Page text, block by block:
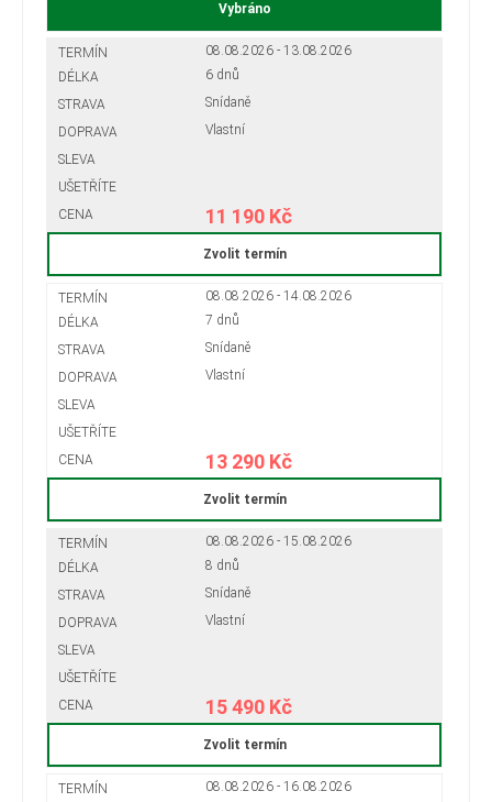
Vybráno
08.08.2026 - 13.08.2026
6 dnů
Snídaně
Vlastní
11 190 Kč
Zvolit termín
08.08.2026 - 14.08.2026
7 dnů
Snídaně
Vlastní
13 290 Kč
Zvolit termín
08.08.2026 - 15.08.2026
8 dnů
Snídaně
Vlastní
15 490 Kč
Zvolit termín
08.08.2026 - 16.08.2026